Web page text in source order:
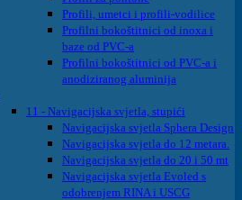
Profili, umetci i profili-vodilice
Profilni bokoštitnici od inoxa i
baze od PVC-a
Profilni bokoštitnici od PVC-a i
anodiziranog aluminija
11 - Navigacijska svjetla, stupići
Navigacijska svjetla Sphera Design
Navigacijska svjetla do 12 metara.
Navigacijska svjetla do 20 i 50 mt
Navigacijska svjetla Evoled s
odobrenjem RINA i USCG